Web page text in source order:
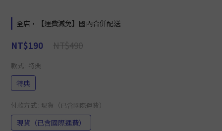
全店，【運費減免】國內合併配送
NT$490
NT$190
款式 : 特典
特典
付款方式 : 現貨（已含國際運費）
現貨（已含國際運費）